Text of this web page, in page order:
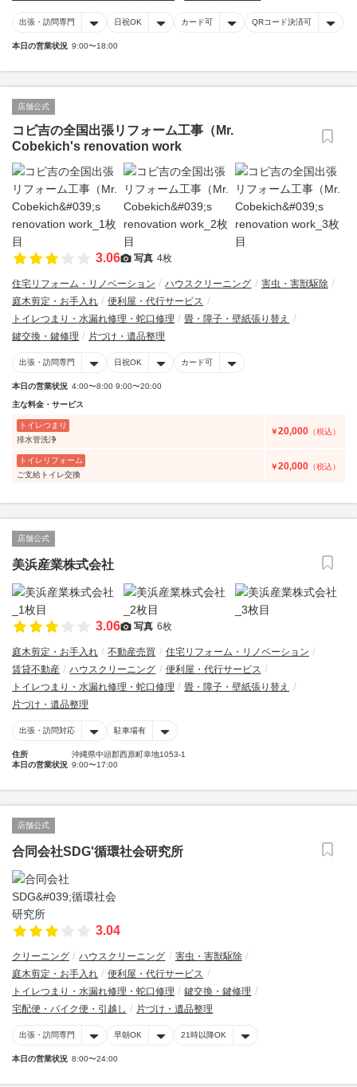
出張・訪問専門 日祝OK カード可 QRコード決済可
本日の営業状況 9:00〜18:00
店舗公式
コビ吉の全国出張リフォーム工事（Mr.
Cobekich's renovation work
3.06 写真 4枚
住宅リフォーム・リノベーション ハウスクリーニング
害虫・害獣駆除
庭木剪定・お手入れ
便利屋・代行サービス
トイレつまり・水漏れ修理・蛇口修理
畳・障子・壁紙張り替え
鍵交換・鍵修理
片づけ・遺品整理
出張・訪問専門 日祝OK カード可
本日の営業状況 4:00〜8:00 9:00〜20:00
主な料金・サービス
トイレつまり
排水管洗浄
￥20,000 （税込）
トイレリフォーム
ご支給トイレ交換
￥20,000 （税込）
店舗公式
美浜産業株式会社
3.06 写真 6枚
庭木剪定・お手入れ 不動産売買
住宅リフォーム・リノベーション
賃貸不動産
ハウスクリーニング
便利屋・代行サービス
トイレつまり・水漏れ修理・蛇口修理
畳・障子・壁紙張り替え
片づけ・遺品整理
出張・訪問対応 駐車場有
住所
沖縄県中頭郡西原町幸地1053-1
本日の営業状況 9:00〜17:00
店舗公式
合同会社SDG'循環社会研究所
3.04
クリーニング ハウスクリーニング
害虫・害獣駆除
庭木剪定・お手入れ
便利屋・代行サービス
トイレつまり・水漏れ修理・蛇口修理
鍵交換・鍵修理
宅配便・バイク便・引越し
片づけ・遺品整理
出張・訪問専門 早朝OK 21時以降OK
本日の営業状況 8:00〜24:00